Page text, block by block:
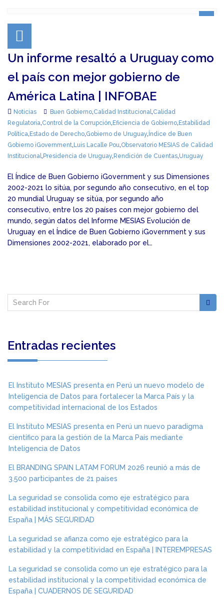
Un informe resaltó a Uruguay como
el país con mejor gobierno de
América Latina | INFOBAE
Noticias Buen Gobierno,Calidad Institucional,Calidad
Regulatoria,Control de la Corrupción, Eficiencia de Gobierno, Estabilidad
Política, Estado de Derecho,Gobierno de Uruguay, Índice de Buen
Gobierno iGovernment, Luis Lacalle Pou,Observatorio MESIAS de Calidad
Institucional, Presidencia de Uruguay, Rendición de Cuentas,Uruguay
El Índice de Buen Gobierno iGovernment y sus Dimensiones
2002-2021 lo sitúa, por segundo año consecutivo, en el top
20 mundial Uruguay se sitúa, por segundo año
consecutivo, entre los 20 países con mejor gobierno del
mundo, según datos del Informe MESIAS Evolución de
Uruguay en el Índice de Buen Gobierno iGovernment y sus
Dimensiones 2002-2021, elaborado por el…
Entradas recientes
El Instituto MESIAS presenta en Perú un nuevo modelo de
Inteligencia de Datos para fortalecer la Marca País y la
competitividad internacional de los Estados
El Instituto MESIAS presenta en Perú un nuevo paradigma
científico para la gestión de la Marca País mediante
Inteligencia de Datos
El BRANDING SPAIN LATAM FORUM 2026 reunió a más de
3.500 participantes de 21 países
La seguridad se consolida como eje estratégico para
estabilidad institucional y competitividad económica de
España | MÁS SEGURIDAD
La seguridad se afianza como eje estratégico para la
estabilidad y la competitividad en España | INTEREMPRESAS
La seguridad se consolida como un eje estratégico para la
estabilidad institucional y la competitividad económica de
España | CUADERNOS DE SEGURIDAD